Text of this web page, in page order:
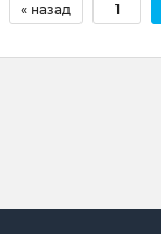
« назад 1